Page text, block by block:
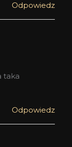
Odpowiedz
taka
Odpowiedz